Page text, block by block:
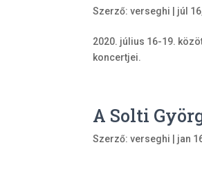
Szerző:verseghi júl
2020. július 16-19.
koncertjei.
A Solti
Szerző:verseghi jan